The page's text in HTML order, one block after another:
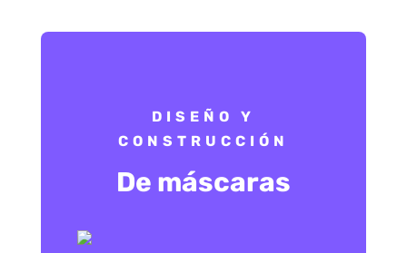
DISEÑO Y
CONSTRUCCIÓN
De máscaras